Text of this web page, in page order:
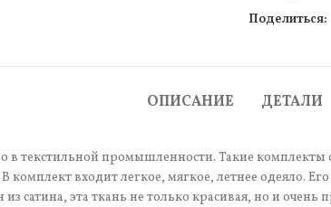
Поделиться:
ОПИСАНИЕ ДЕТАЛИ
текстильной промышленности. Такие комплекты
входит легкое, мягкое, летнее одеяло.
сатина, эта ткань не только красивая, но и